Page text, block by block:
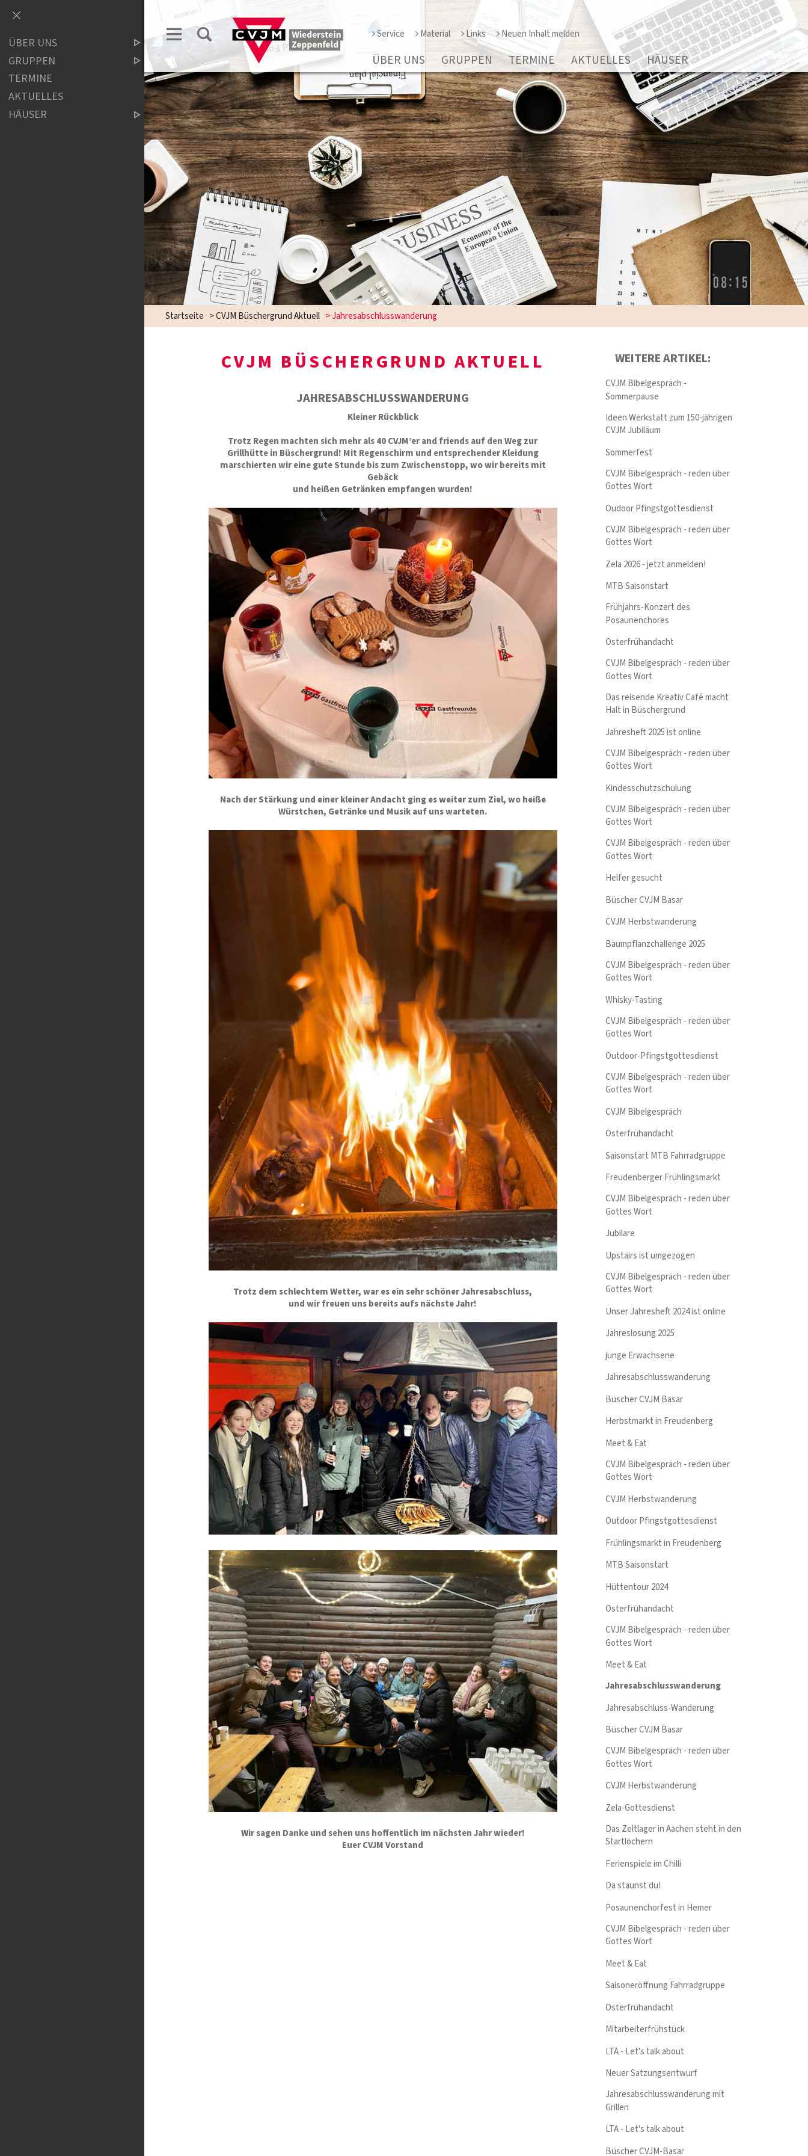
Service Material Links Neuen Inhalt melden
ÜBER UNS GRUPPEN TERMINE AKTUELLES HÄUSER
Startseite >CVJM Büschergrund Aktuell >Jahresabschlusswanderung
CVJM BÜSCHERGRUND AKTUELL
JAHRESABSCHLUSSWANDERUNG
Kleiner Rückblick
Trotz Regen machten sich mehr als 40 CVJM’er and friends auf den Weg zur
Grillhütte in Büschergrund! Mit Regenschirm und entsprechender Kleidung
marschierten wir eine gute Stunde bis zum Zwischenstopp, wo wir bereits mit
Gebäck
und heißen Getränken empfangen wurden!
Nach der Stärkung und einer kleiner Andacht ging es weiter zum Ziel, wo heiße
Würstchen, Getränke und Musik auf uns warteten.
Trotz dem schlechtem Wetter, war es ein sehr schöner Jahresabschluss,
und wir freuen uns bereits aufs nächste Jahr!
Wir sagen Danke und sehen uns hoffentlich im nächsten Jahr wieder!
Euer CVJM Vorstand
WEITERE ARTIKEL:
CVJM Bibelgespräch -
Sommerpause
Ideen Werkstatt zum 150-jährigen
CVJM Jubiläum
Sommerfest
CVJM Bibelgespräch - reden über
Gottes Wort
Oudoor Pfingstgottesdienst
CVJM Bibelgespräch - reden über
Gottes Wort
Zela 2026 - jetzt anmelden!
MTB Saisonstart
Frühjahrs-Konzert des
Posaunenchores
Osterfrühandacht
CVJM Bibelgespräch - reden über
Gottes Wort
Das reisende Kreativ Café macht
Halt in Büschergrund
Jahresheft 2025 ist online
CVJM Bibelgespräch - reden über
Gottes Wort
Kindesschutzschulung
CVJM Bibelgespräch - reden über
Gottes Wort
CVJM Bibelgespräch - reden über
Gottes Wort
Helfer gesucht
Büscher CVJM Basar
CVJM Herbstwanderung
Baumpflanzchallenge 2025
CVJM Bibelgespräch - reden über
Gottes Wort
Whisky-Tasting
CVJM Bibelgespräch - reden über
Gottes Wort
Outdoor-Pfingstgottesdienst
CVJM Bibelgespräch - reden über
Gottes Wort
CVJM Bibelgespräch
Osterfrühandacht
Saisonstart MTB Fahrradgruppe
Freudenberger Frühlingsmarkt
CVJM Bibelgespräch - reden über
Gottes Wort
Jubilare
Upstairs ist umgezogen
CVJM Bibelgespräch - reden über
Gottes Wort
Unser Jahresheft 2024 ist online
Jahreslosung 2025
junge Erwachsene
Jahresabschlusswanderung
Büscher CVJM Basar
Herbstmarkt in Freudenberg
Meet & Eat
CVJM Bibelgespräch - reden über
Gottes Wort
CVJM Herbstwanderung
Outdoor Pfingstgottesdienst
Frühlingsmarkt in Freudenberg
MTB Saisonstart
Hüttentour 2024
Osterfrühandacht
CVJM Bibelgespräch - reden über
Gottes Wort
Meet & Eat
Jahresabschlusswanderung
Jahresabschluss-Wanderung
Büscher CVJM Basar
CVJM Bibelgespräch - reden über
Gottes Wort
CVJM Herbstwanderung
Zela-Gottesdienst
Das Zeltlager in Aachen steht in den
Startlöchern
Ferienspiele im Chilli
Da staunst du!
Posaunenchorfest in Hemer
CVJM Bibelgespräch - reden über
Gottes Wort
Meet & Eat
Saisoneröffnung Fahrradgruppe
Osterfrühandacht
Mitarbeiterfrühstück
LTA - Let's talk about
Neuer Satzungsentwurf
Jahresabschlusswanderung mit
Grillen
LTA - Let's talk about
Büscher CVJM-Basar
ÜBER UNS
GRUPPEN
TERMINE
AKTUELLES
HÄUSER